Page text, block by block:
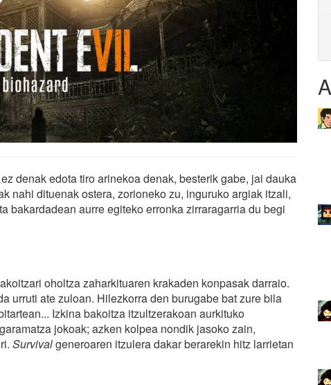
denak edota tiro arinekoa denak, besterik gabe, jai dauka
nahi dituenak ostera, zorioneko zu, inguruko argiak itzali,
bakardadean aurre egiteko erronka zirraragarria du begi
oholtza zaharkituaren krakaden konpasak darraio.
urruti ate zuloan. Hilezkorra den burugabe bat zure bila
Izkina bakoitza itzultzerakoan aurkituko
jokoak; azken kolpea nondik jasoko zain,
Survivalgeneroaren itzulera dakar berarekin hitz larrietan